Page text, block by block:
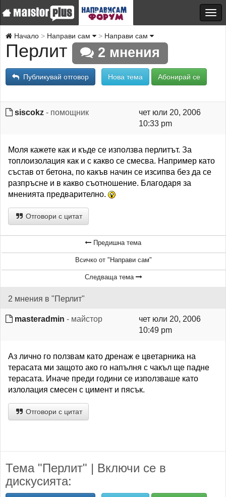
Начало Направи сам Направи сам
Перлит 2 мнения
Публикувай отговор Нова тема Абонирай се
siscokz - помощник
чет юли 20, 2006
10:33 pm
Моля кажете как и къде се използва перлитът. За
топлоизолация как и с какво се смесва. Например като
състав от бетона, по какъв начин се изсипва без да се
разпръсне и в какво съотношение. Благодаря за
мненията предварително.
Отговори с цитат
Предишна тема
Всичко от "Направи сам"
Следваща тема
2 мнения в "Перлит"
masteradmin - майстор
чет юли 20, 2006
10:49 pm
Аз лично го ползвам като дренаж е цветарника на
терасата ми защото ако го напълня с чакъл ще падне
терасата. Иначе преди години се използваше като
излолация смесен с цимент и пясък.
Отговори с цитат
Тема "Перлит" | Включи се в
дискусията: